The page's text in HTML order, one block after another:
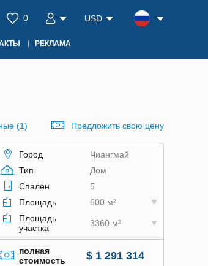
0 USD
РЕКЛАМА
(1) Предложить свою цену
Город
Чиангмай
Тип
Дом
Спален
5
Площадь
600 м²
Площадь
участка
3360 м²
полная
стоимость
$ 1 291 314